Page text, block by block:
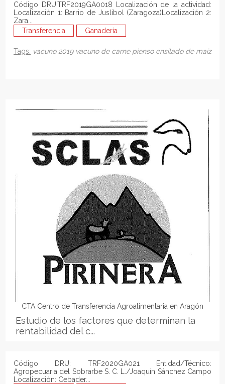
Código DRU:TRF2019GA0018 Localización de la actividad:
Localización 1: Barrio de Juslibol (Zaragoza)Localización 2:
Zara...
Transferencia
Ganadería
Tags: vacuno2019 vacuno de carne pienso ensilado de maíz
CTA Centro de Transferencia Agroalimentaria en Aragón
Estudio de los factores que determinan la
rentabilidad del c...
Código DRU: TRF2020GA021 Entidad/Técnico:
Agropecuaria del Sobrarbe S. C. L./Joaquín Sánchez Campo
Localización: Cebader...